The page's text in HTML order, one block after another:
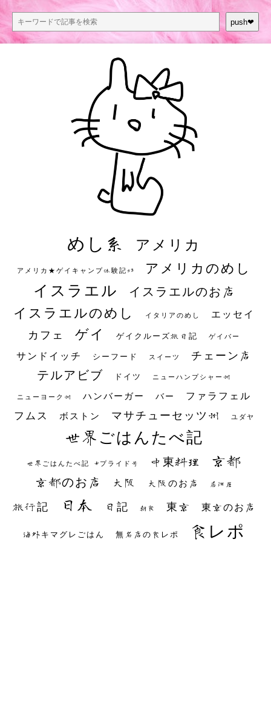
push❤︎
めし系 アメリカ
アメリカ★ゲイキャンプ体験記S3 アメリカのめし
イスラエル イスラエルのお店
イスラエルのめし イタリアのめし エッセイ
カフェ ゲイ ゲイクルーズ旅日記 ゲイバー
サンドイッチ シーフード スイーツ チェーン店
テルアビブ ドイツ ニューハンプシャー州
ニューヨーク州 ハンバーガー バー ファラフェル
フムス ボストン マサチューセッツ州 ユダヤ
世界ごはんたべ記
世界ごはんたべ記 #プライド号 中東料理 京都
京都のお店 大阪 大阪のお店 居酒屋
旅行記 日本 日記 朝食 東京 東京のお店
海外キマグレごはん 無名店の食レポ 食レポ